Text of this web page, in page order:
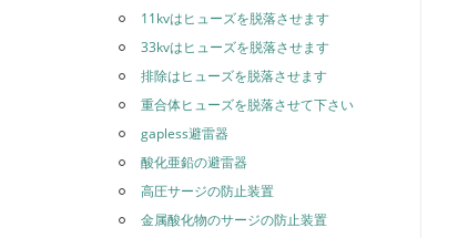
11kvはヒューズを脱落させます
33kvはヒューズを脱落させます
排除はヒューズを脱落させます
重合体ヒューズを脱落させて下さい
gapless避雷器
酸化亜鉛の避雷器
高圧サージの防止装置
金属酸化物のサージの防止装置